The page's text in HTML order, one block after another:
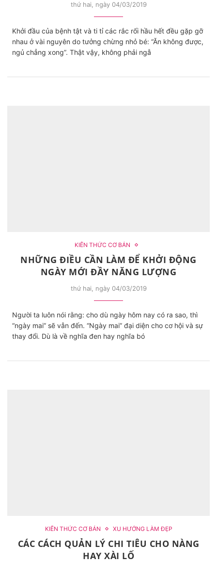
thứ hai, ngày 04/03/2019
Khởi đầu của bệnh tật và ti tỉ các rắc rối hầu hết đều gặp gỡ
nhau ở vài nguyên do tưởng chừng nhỏ bé: “Ăn không được,
ngủ chẳng xong”. Thật vậy, không phải ngẫ
KIẾN THỨC CƠ BẢN
NHỮNG ĐIỀU CẦN LÀM ĐỂ KHỞI ĐỘNG
NGÀY MỚI ĐẦY NĂNG LƯỢNG
thứ hai, ngày 04/03/2019
Người ta luôn nói rằng: cho dù ngày hôm nay có ra sao, thì
“ngày mai” sẽ vẫn đến. “Ngày mai” đại diện cho cơ hội và sự
thay đổi. Dù là về nghĩa đen hay nghĩa bó
KIẾN THỨC CƠ BẢN XU HƯỚNG LÀM ĐẸP
CÁC CÁCH QUẢN LÝ CHI TIÊU CHO NÀNG
HAY XÀI LỐ